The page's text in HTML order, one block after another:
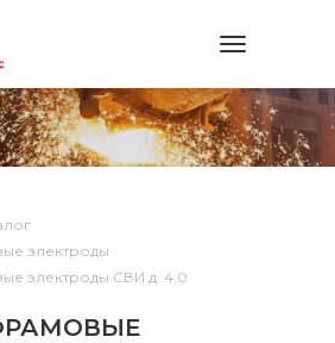
Toggle
электроды
электроды СВИ д. 4,0